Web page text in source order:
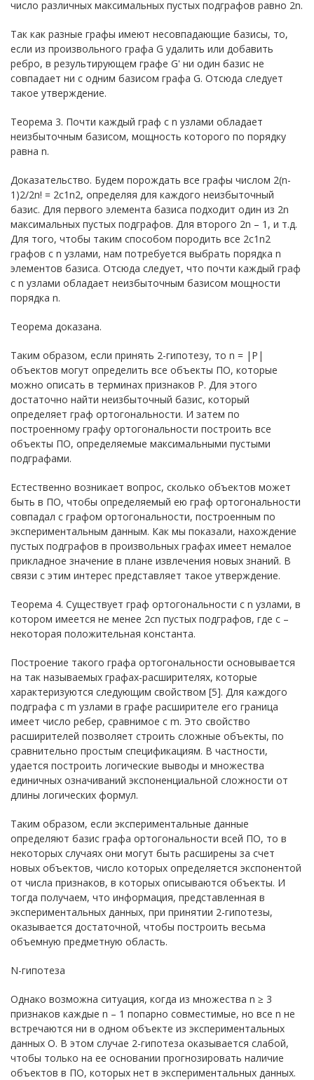
число различных максимальных пустых подграфов равно 2n.
Так как разные графы имеют несовпадающие базисы, то,
если из произвольного графа G удалить или добавить
ребро, в результирующем графе G' ни один базис не
совпадает ни с одним базисом графа G. Отсюда следует
такое утверждение.
Теорема 3. Почти каждый граф с n узлами обладает
неизбыточным базисом, мощность которого по порядку
равна n.
Доказательство. Будем порождать все графы числом 2(n-
1)2/2n! = 2с1n2, определяя для каждого неизбыточный
базис. Для первого элемента базиса подходит один из 2n
максимальных пустых подграфов. Для второго 2n – 1, и т.д.
Для того, чтобы таким способом породить все 2с1n2
графов с n узлами, нам потребуется выбрать порядка n
элементов базиса. Отсюда следует, что почти каждый граф
с n узлами обладает неизбыточным базисом мощности
порядка n.
Теорема доказана.
Таким образом, если принять 2-гипотезу, то n = |P|
объектов могут определить все объекты ПО, которые
можно описать в терминах признаков P. Для этого
достаточно найти неизбыточный базис, который
определяет граф ортогональности. И затем по
построенному графу ортогональности построить все
объекты ПО, определяемые максимальными пустыми
подграфами.
Естественно возникает вопрос, сколько объектов может
быть в ПО, чтобы определяемый ею граф ортогональности
совпадал с графом ортогональности, построенным по
экспериментальным данным. Как мы показали, нахождение
пустых подграфов в произвольных графах имеет немалое
прикладное значение в плане извлечения новых знаний. В
связи с этим интерес представляет такое утверждение.
Теорема 4. Существует граф ортогональности с n узлами, в
котором имеется не менее 2сn пустых подграфов, где c –
некоторая положительная константа.
Построение такого графа ортогональности основывается
на так называемых графах-расширителях, которые
характеризуются следующим свойством [5]. Для каждого
подграфа с m узлами в графе расширителе его граница
имеет число ребер, сравнимое с m. Это свойство
расширителей позволяет строить сложные объекты, по
сравнительно простым спецификациям. В частности,
удается построить логические выводы и множества
единичных означиваний экспоненциальной сложности от
длины логических формул.
Таким образом, если экспериментальные данные
определяют базис графа ортогональности всей ПО, то в
некоторых случаях они могут быть расширены за счет
новых объектов, число которых определяется экспонентой
от числа признаков, в которых описываются объекты. И
тогда получаем, что информация, представленная в
экспериментальных данных, при принятии 2-гипотезы,
оказывается достаточной, чтобы построить весьма
объемную предметную область.
N-гипотеза
Однако возможна ситуация, когда из множества n ≥ 3
признаков каждые n – 1 попарно совместимые, но все n не
встречаются ни в одном объекте из экспериментальных
данных O. В этом случае 2-гипотеза оказывается слабой,
чтобы только на ее основании прогнозировать наличие
объектов в ПО, которых нет в экспериментальных данных.